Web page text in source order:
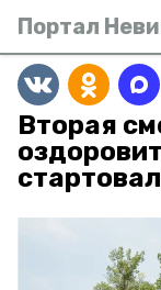
Портал
Вторая